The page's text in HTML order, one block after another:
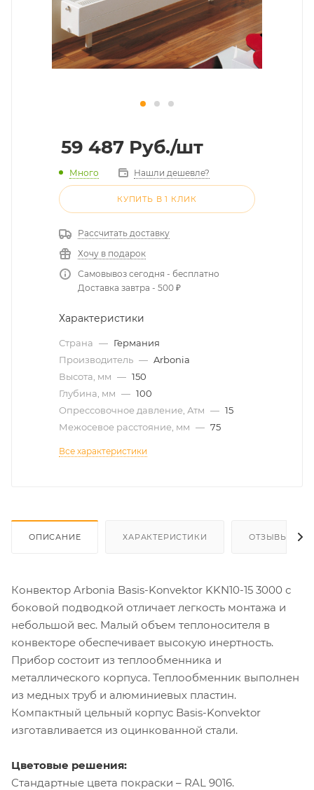
59 487 Руб./шт
Много Нашли дешевле?
КУПИТЬ В 1 КЛИК
Рассчитать доставку
Хочу в подарок
Самовывоз сегодня - бесплатно
Доставка завтра - 500 ₽
Характеристики
Страна — Германия
Производитель — Arbonia
Высота, мм — 150
Глубина, мм — 100
Опрессовочное давление, Атм — 15
Межосевое расстояние, мм — 75
Все характеристики
ОПИСАНИЕ ХАРАКТЕРИСТИКИ ОТЗЫВЫ
Конвектор Arbonia Basis-Konvektor KKN10-15 3000 с
боковой подводкой отличает легкость монтажа и
небольшой вес. Малый объем теплоносителя в
конвекторе обеспечивает высокую инертность.
Прибор состоит из теплообменника и
металлического корпуса. Теплообменник выполнен
из медных труб и алюминиевых пластин.
Компактный цельный корпус Basis-Konvektor
изготавливается из оцинкованной стали.
Цветовые решения:
Стандартные цвета покраски – RAL 9016.